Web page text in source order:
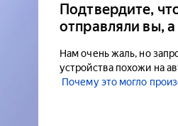
Подтвердите,
отправляли вы,
Нам очень жаль, но
устройства похожи на
Почему это могло